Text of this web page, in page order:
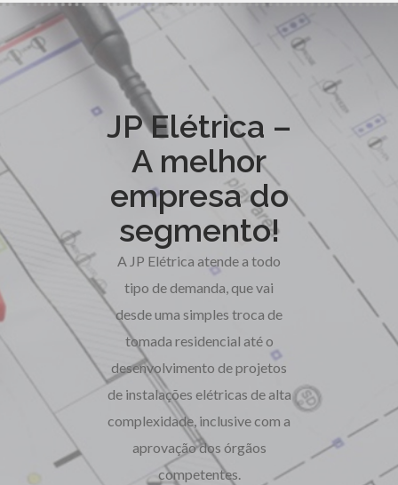
JP Elétrica –
A melhor
empresa do
segmento!
A JP Elétrica atende a todo
tipo de demanda, que vai
desde uma simples troca de
tomada residencial até o
desenvolvimento de projetos
de instalações elétricas de alta
complexidade, inclusive com a
aprovação dos órgãos
competentes.